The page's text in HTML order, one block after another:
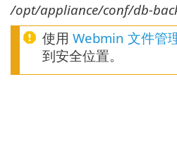
/opt/appliance/conf/db-
使用 Webmin 文件管
到安全位置。